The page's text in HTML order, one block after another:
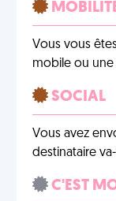
Vous vous
mobile ou une
SOCIAL
Vous avez
destinataire
C'EST